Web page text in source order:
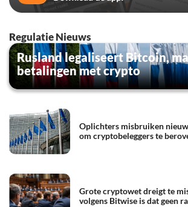
Regulatie Nieuws
Rusland legaliseert Bitcoin,
betalingen met crypto
Oplichters misbruiken
om cryptobeleggers te
Grote cryptowet dreigt te
volgens Bitwise is dat geen